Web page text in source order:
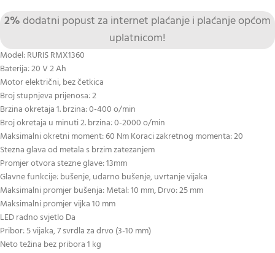
2% dodatni popust za internet plaćanje i plaćanje općom
uplatnicom!
Model: RURIS RMX1360
Baterija: 20 V 2 Ah
Motor električni, bez četkica
Broj stupnjeva prijenosa: 2
Brzina okretaja 1. brzina: 0-400 o/min
Broj okretaja u minuti 2. brzina: 0-2000 o/min
Maksimalni okretni moment: 60 Nm Koraci zakretnog momenta: 20
Stezna glava od metala s brzim zatezanjem
Promjer otvora stezne glave: 13mm
Glavne funkcije: bušenje, udarno bušenje, uvrtanje vijaka
Maksimalni promjer bušenja: Metal: 10 mm, Drvo: 25 mm
Maksimalni promjer vijka 10 mm
LED radno svjetlo Da
Pribor: 5 vijaka, 7 svrdla za drvo (3-10 mm)
Neto težina bez pribora 1 kg